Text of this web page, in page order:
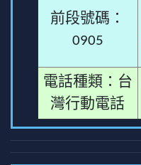
前段號碼：
0905
電話種類：台
灣行動電話